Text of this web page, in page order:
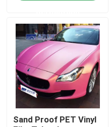
Hubungi kami
Berita
Semua Kasus
Film Pelindung Cat
Sand Proof PET Vinyl